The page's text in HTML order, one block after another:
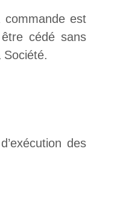
est
cédé sans
Société.
des